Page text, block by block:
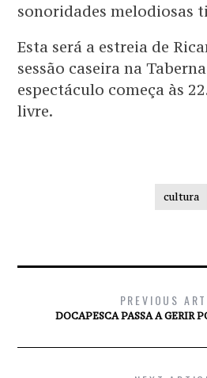
sonoridades melodiosas
Esta será a estreia de
sessão caseira na
espectáculo começa às
livre.
cultura
PREVIOUS
DOCAPESCA PASSA A GERIR